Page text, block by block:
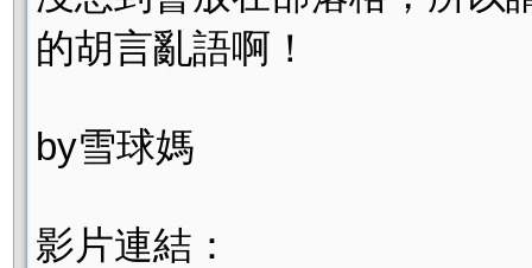
的胡言亂語啊！
by雪球媽
影片連結：